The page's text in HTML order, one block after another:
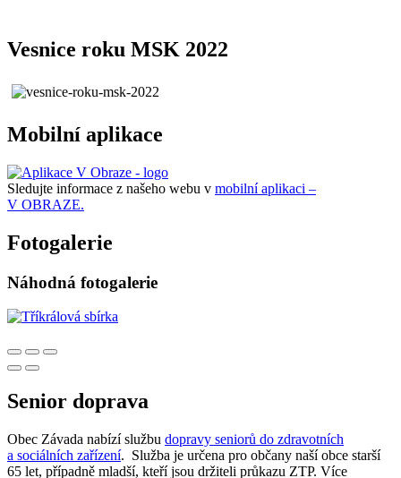
Vesnice roku MSK 2022
Mobilní aplikace
Sledujte informace z našeho webu v mobilní aplikaci –
V OBRAZE.
Fotogalerie
Náhodná fotogalerie
Senior doprava
Obec Závada nabízí službu dopravy seniorů do zdravotních
a sociálních zařízení. Služba je určena pro občany naší obce starší
65 let, případně mladší, kteří jsou držiteli průkazu ZTP. Více